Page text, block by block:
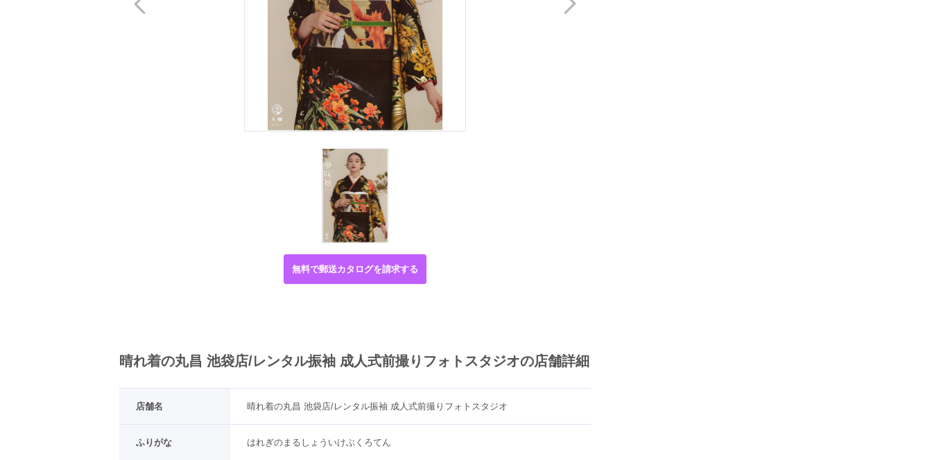
無料で郵送カタログを請求する
晴れ着の丸昌 池袋店/レンタル振袖 成人式前撮りフォトスタジオの店舗詳細
店舗名 晴れ着の丸昌 池袋店/レンタル振袖 成人式前撮りフォトスタジオ
ふりがな はれぎのまるしょういけぶくろてん